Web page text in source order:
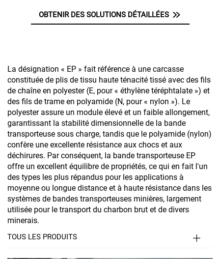
OBTENIR DES SOLUTIONS DÉTAILLÉES
La désignation « EP » fait référence à une carcasse
constituée de plis de tissu haute ténacité tissé avec des fils
de chaîne en polyester (E, pour « éthylène téréphtalate ») et
des fils de trame en polyamide (N, pour « nylon »). Le
polyester assure un module élevé et un faible allongement,
garantissant la stabilité dimensionnelle de la bande
transporteuse sous charge, tandis que le polyamide (nylon)
confère une excellente résistance aux chocs et aux
déchirures. Par conséquent, la bande transporteuse EP
offre un excellent équilibre de propriétés, ce qui en fait l'un
des types les plus répandus pour les applications à
moyenne ou longue distance et à haute résistance dans les
systèmes de bandes transporteuses minières, largement
utilisée pour le transport du charbon brut et de divers
minerais.
TOUS LES PRODUITS